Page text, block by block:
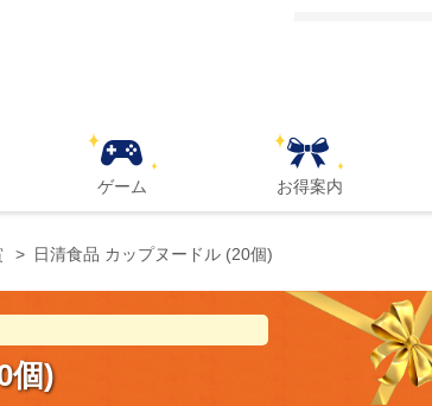
ゲーム お得案内
日清食品 カップヌードル (20個)
個)